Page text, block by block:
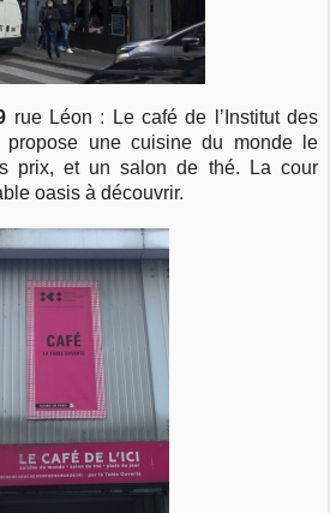
rue Léon : Le café de l’Institut des
propose une cuisine du monde le
prix, et un salon de thé. La cour
oasis à découvrir.